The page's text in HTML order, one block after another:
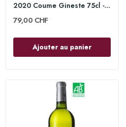
2020 Coume Gineste 75cl - Domaine Gauby
79,00 CHF
Ajouter au panier